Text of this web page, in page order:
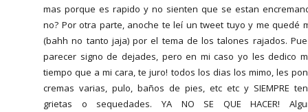
mas porque es rapido y no sienten que se estan
no? Por otra parte, anoche te leí un tweet tuyo y me quedé
(bahh no tanto jaja) por el tema de los talones rajados.
parecer signo de dejades, pero en mi caso yo les dedico
tiempo que a mi cara, te juro! todos los dias los mimo, les
cremas varias, pulo, baños de pies, etc etc y SIEMPRE
grietas o sequedades. YA NO SE QUE HACER!